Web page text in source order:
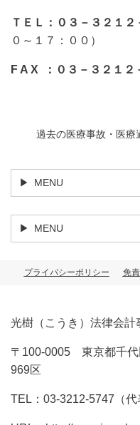
ＴＥＬ：０３－３２１２
０～１７：００）
F A X ：０３－３２１２
過去の医療事故・医療
MENU
MENU
プライバシーポリシー 免
光樹（こうき）法律会計
〒100-0005 東京都千
969区
TEL：03-3212-5747（